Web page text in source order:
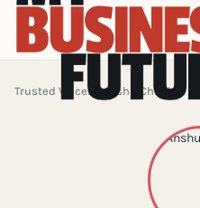
Trusted Voices › Anshu Chhabra